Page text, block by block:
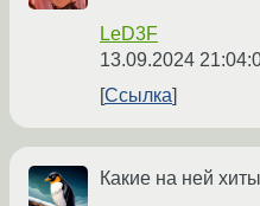
LeD3F
13.09.2024
Ссылка
Какие на ней